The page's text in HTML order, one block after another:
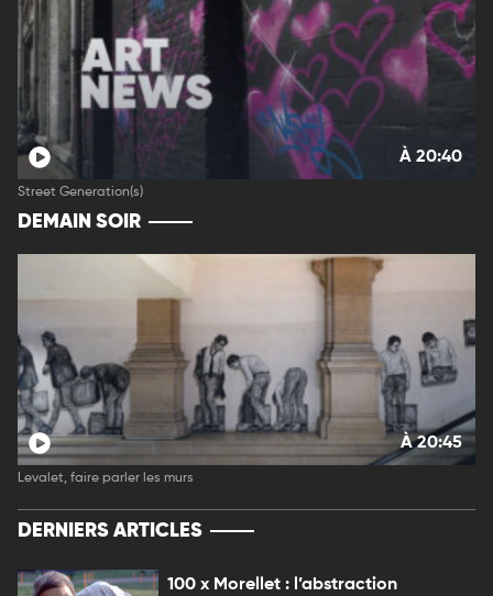
À 20:40
Street Generation(s)
DEMAIN SOIR
À 20:45
Levalet, faire parler les murs
DERNIERS ARTICLES
100 x Morellet : l’abstraction